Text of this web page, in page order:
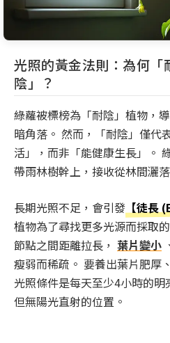
光照的黃金法則：為何「
陰」？
綠蘿被標榜為「耐陰」植物，
暗角落。 然而，「耐陰」僅代
活」，而非「能健康生長」。
帶雨林樹幹上，接收從林間灑
長期光照不足，會引發 【徒
植物為了尋找更多光源而採取
節點之間距離拉長， 葉片變小
瘦弱而稀疏。 要養出葉片肥厚
光照條件是每天至少4小時的
但無陽光直射的位置。